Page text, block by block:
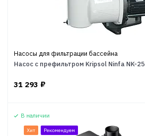
Насосы для фильтрации бассейна
Насос с префильтром Kripsol Ninfa NK-25
31 293 ₽
В наличии
Хит Рекомендуем